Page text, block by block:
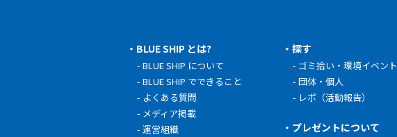
BLUE SHIP とは?
BLUE SHIP について
BLUE SHIP でできること
よくある質問
メディア掲載
運営組織
探す
ゴミ拾い・環境イベント
団体・個人
レポ（活動報告）
プレゼントについて